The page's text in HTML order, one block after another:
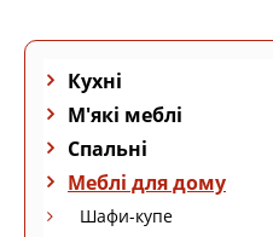
Кухні
М'які меблі
Спальні
Меблі для дому
Шафи-купе